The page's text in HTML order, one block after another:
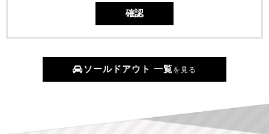
ソールドアウト 一覧を見る